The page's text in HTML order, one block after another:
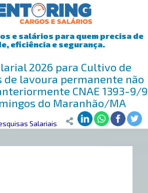
e salários para quem precisa de
eficiência e segurança.
2026 para Cultivo de
lavoura permanente não
CNAE 1393-9/9
do Maranhão/MA
Salarial>São Domingos do Maranhão/MA>
Salariais